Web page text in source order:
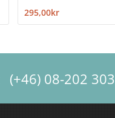
295,00kr
(+46) 08-202 303